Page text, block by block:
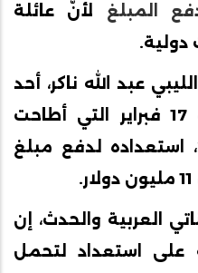
المبلغ لأنّ عائلة
دولية.
عبد الله ناكر، أحد
أبرز المشاركين في ثورة 17 فبراير التي أطاحت
بنظام القذافي في 2011، استعداده لدفع مبلغ
العربية والحدث، إن
على استعداد لتحمل